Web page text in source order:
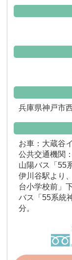
兵庫県神戸市
お車：大蔵谷
公共交通機関
山陽バス「55
伊川谷駅より
台小学校前」
バス「55系統
分。